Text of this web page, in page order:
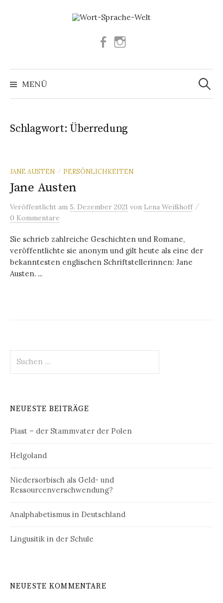
Facebook
MENÜ
Suchen
nach:
Schlagwort: Überredung
JANE AUSTEN / PERSÖNLICHKEITEN
Jane Austen
Veröffentlicht am 5. Dezember 2021 von Lena Weißhoff /
0 Kommentare
Sie schrieb zahlreiche Geschichten und Romane,
veröffentlichte sie anonym und gilt heute als eine der
bekanntesten englischen Schriftstellerinnen: Jane
Austen. ...
nach:
NEUESTE BEITRÄGE
Piast – der Stammvater der Polen
Helgoland
Niedersorbisch als Geld- und
Ressourcenverschwendung?
Analphabetismus in Deutschland
Lingusitik in der Schule
NEUESTE KOMMENTARE